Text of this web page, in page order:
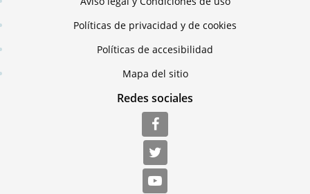
Políticas de privacidad y de cookies
Políticas de accesibilidad
Mapa del sitio
Redes sociales